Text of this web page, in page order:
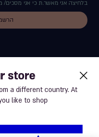
store
a different country. At
like to shop?
בלחיצה אני מאשר.ת כי אני מסכים/